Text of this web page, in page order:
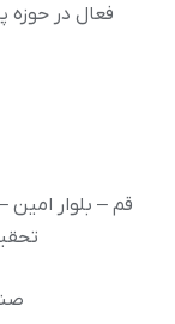
فعال در
قم – بلوار